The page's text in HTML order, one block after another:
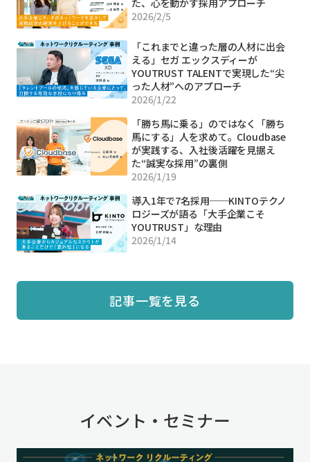
た、心を動かす採用アプローチ
2026/2/5
「これまでと違った層の人材に出会
える」セガ エックスディーが
YOUTRUST TALENTで実現した“尖
った人材”へのアプローチ
2026/1/22
「勝ち馬に乗る」のではなく「勝ち
馬にする」人を求めて。Cloudbase
が実践する、入社後活躍を見据え
た“誠実な採用”の裏側
2026/1/19
導入1年で7名採用──KINTOテクノ
ロジーズが語る「大手企業こそ
YOUTRUST」な理由
2026/1/14
記事一覧を見る
イベント・セミナー